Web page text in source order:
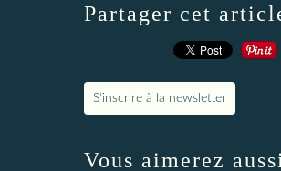
Partager cet
S'inscrire à la newsletter
Vous aimerez